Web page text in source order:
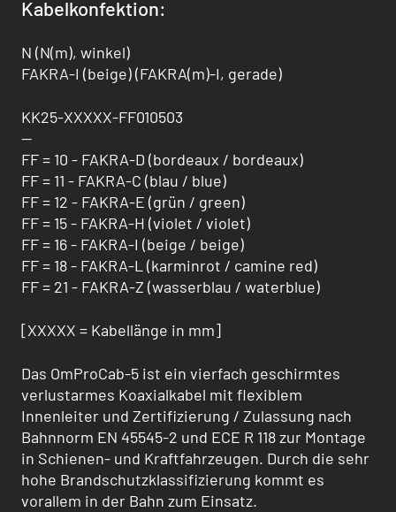
Kabelkonfektion:
N (N(m), winkel)
FAKRA-I (beige) (FAKRA(m)-I, gerade)
KK25-XXXXX-FF010503
--
FF = 10 - FAKRA-D (bordeaux / bordeaux)
FF = 11 - FAKRA-C (blau / blue)
FF = 12 - FAKRA-E (grün / green)
FF = 15 - FAKRA-H (violet / violet)
FF = 16 - FAKRA-I (beige / beige)
FF = 18 - FAKRA-L (karminrot / camine red)
FF = 21 - FAKRA-Z (wasserblau / waterblue)
[XXXXX = Kabellänge in mm]
Das OmProCab-5 ist ein vierfach geschirmtes
verlustarmes Koaxialkabel mit flexiblem
Innenleiter und Zertifizierung / Zulas­sung nach
Bahnnorm EN 45545-2 und ECE R 118 zur Montage
in Schienen- und Kraftfahrzeugen. Durch die sehr
hohe Brandschutzklassifizierung kommt es
vorallem in der Bahn zum Einsatz.